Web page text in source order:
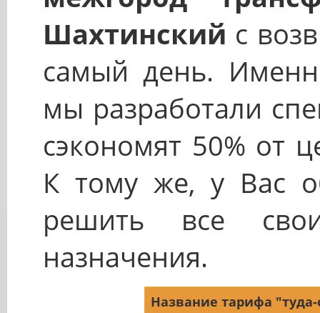
Шахтинский с
самый день.
мы разработали
сэкономят 50% от
К тому же, у Вас
решить все
назначения.
Название тарифа